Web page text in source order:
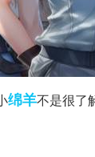
绵羊不是很了